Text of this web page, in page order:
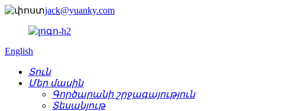
jack@yuanky.com
English
Տուն
Մեր մասին
Գործարանի շրջագայություն
Տեսանյութ